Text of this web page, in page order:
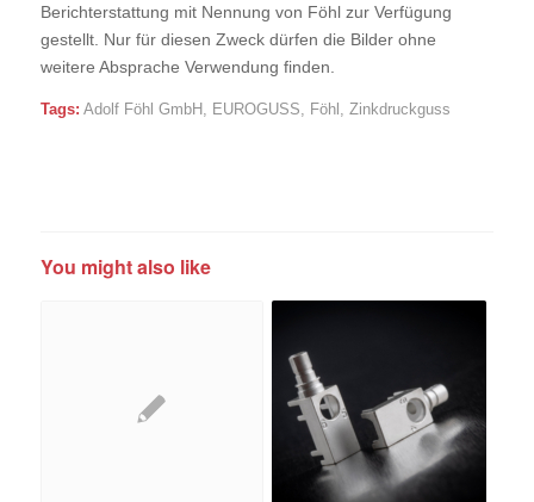
Berichterstattung mit Nennung von Föhl zur Verfügung
gestellt. Nur für diesen Zweck dürfen die Bilder ohne
weitere Absprache Verwendung finden.
Tags: Adolf Föhl GmbH , EUROGUSS, Föhl , Zinkdruckguss
You might also like